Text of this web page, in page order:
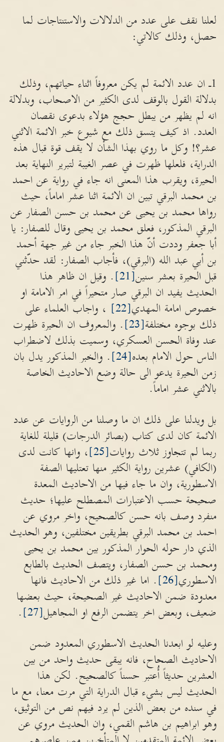
لعلنا نقف على عدد من الدلالات والاستنتاجات لما
حصل، وذلك كالاتي:
1ـ ان عدد الائمة لم يكن معروفاً اثناء حياتهم، وذلك
بدلالة القول بالوقف لدى الكثير من الاصحاب، وبدلالة
انه لم يظهر من يبطل حجج هؤلاء بدعوى نقصان
العدد. اذ كيف يتسق ذلك مع شيوع خبر الائمة الاثني
عشر؟! وكل ما روي بهذا الشأن لا يقف قوة قبال هذه
الدراية، فلعلها ظهرت في عصر الغيبة لتبرير النهاية بعد
الحيرة، ويقرب هذا المعنى انه جاء في رواية عن احمد
بن محمد البرقي تبين ان الائمة اثنا عشر اماماً، حيث
رواها محمد بن يحيى عن محمد بن حسن الصفار عن
البرقي المذكور، فعلق محمد بن يحيى وقال للصفار: يا
أبا جعفر وددت أنّ هذا الخبر جاء من غير جهة أحمد
بن أبي عبد الله (البرقي)، فأجاب الصفار: لقد حدّثني
قبل الحيرة بعشر سنين[21]
. وقيل ان ظاهر هذا
الحديث يفيد ان البرقي صار متحيراً في امر الامامة او
خصوص امامة المهدي[22]
، واجاب العلماء على
ذلك بوجوه مختلفة[23]
. والمعروف ان الحيرة ظهرت
عند وفاة الحسن العسكري، وسميت بذلك لاضطراب
الناس حول الامام بعده[24]
. والخبر المذكور يدل بان
زمن الحيرة يدعو الى حالة وضع الاحاديث الخاصة
بالاثني عشر اماماً.
بل ويدلنا على ذلك ان ما وصلنا من الروايات عن عدد
الائمة كان لدى كتاب (بصائر الدرجات) قليلة للغاية
ربما لم تتجاوز ثلاث روايات[25]
، وانها كانت لدى
(الكافي) عشرين رواية الكثير منها تعتليها الصفة
الاسطورية، وان ما جاء فيها من الاحاديث المعدة
صحيحة حسب الاعتبارات المصطلح عليها؛ حديث
منفرد وصف بانه حسن كالصحيح، واخر مروي عن
احمد بن محمد البرقي بطريقين مختلفين، وهو الحديث
الذي دار حوله الحوار المذكور بين محمد بن يحيى
ومحمد بن حسن الصفار، ويتصف الحديث بالطابع
الاسطوري[26]
. اما غير ذلك من الاحاديث فانها
معدودة ضمن الاحاديث غير الصحيحة، حيث بعضها
ضعيف، وبعض اخر يتضمن الرفع او المجاهيل[27]
.
وعليه لو ابعدنا الحديث الاسطوري المعدود ضمن
الاحاديث الصحاح، فانه يبقى حديث واحد من بين
العشرين حديثاً أُعتبر حسناً كالصحيح. لكن هذا
الحديث ليس بشيء قبال الدراية التي مرت معنا، مع ما
في سنده من بعض الذين لم يرد فيهم نص من التوثيق،
وهو ابراهيم بن هاشم القمي، وان الحديث مروي عن